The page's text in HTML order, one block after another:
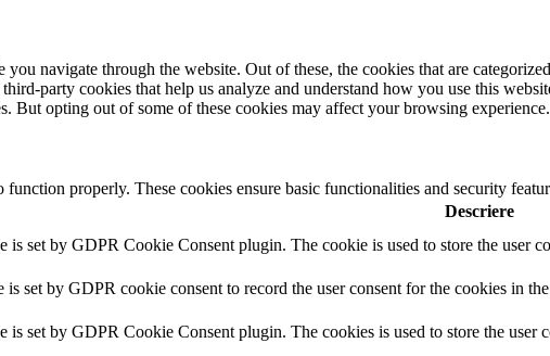
navigate through the website. Out of these, the cookies that are
party cookies that help us analyze and understand how you use this
But opting out of some of these cookies may affect your browsing experience.
properly. These cookies ensure basic functionalities and security
Descriere
is set by GDPR Cookie Consent plugin. The cookie is used to store the user
is set by GDPR cookie consent to record the user consent for the cookies in
is set by GDPR Cookie Consent plugin. The cookies is used to store the user